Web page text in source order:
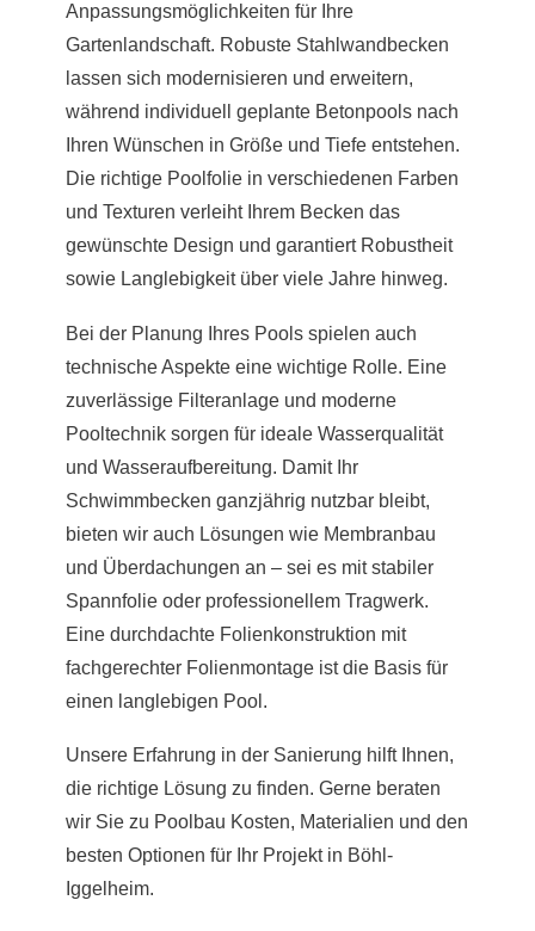
Anpassungsmöglichkeiten für Ihre
Gartenlandschaft. Robuste Stahlwandbecken
lassen sich modernisieren und erweitern,
während individuell geplante Betonpools nach
Ihren Wünschen in Größe und Tiefe entstehen.
Die richtige Poolfolie in verschiedenen Farben
und Texturen verleiht Ihrem Becken das
gewünschte Design und garantiert Robustheit
sowie Langlebigkeit über viele Jahre hinweg.
Bei der Planung Ihres Pools spielen auch
technische Aspekte eine wichtige Rolle. Eine
zuverlässige Filteranlage und moderne
Pooltechnik sorgen für ideale Wasserqualität
und Wasseraufbereitung. Damit Ihr
Schwimmbecken ganzjährig nutzbar bleibt,
bieten wir auch Lösungen wie Membranbau
und Überdachungen an – sei es mit stabiler
Spannfolie oder professionellem Tragwerk.
Eine durchdachte Folienkonstruktion mit
fachgerechter Folienmontage ist die Basis für
einen langlebigen Pool.
Unsere Erfahrung in der Sanierung hilft Ihnen,
die richtige Lösung zu finden. Gerne beraten
wir Sie zu Poolbau Kosten, Materialien und den
besten Optionen für Ihr Projekt in Böhl-
Iggelheim.